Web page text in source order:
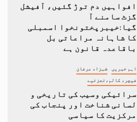
افواہیں دم توڑ گئیں، آفیشل
گزٹ سامنے آ
گیا:خیبرپختونخوا اسمبلی
کا شاہانہ مراعاتی بل
باقاعدہ قانون ہے
اہم خبریں شہزاد عرفان
فیچر، کالم،تجزئیے
سرائیکی وسیب کی تاریخی و
لسانی شناخت اور پنجاب کی
مرکزیت کا سیاسی